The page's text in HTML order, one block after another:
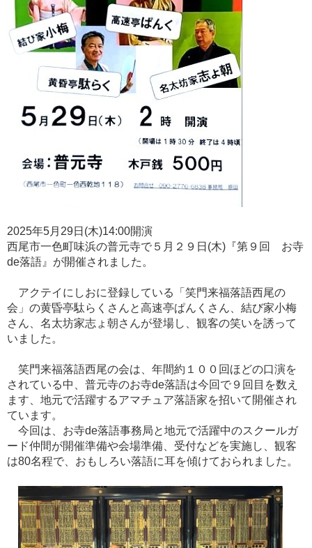
2025年5月29日(木)14:00開演
西尾市一色町味浜の普元寺で５月２９日(木)『第９回 お寺
de落語』が開催されました。
アクテイにしおに登録している「笑門来福落語西尾の
会」の黄昏亭駄らくさんと高速亭ぱんくさん、結び家小梅
さん、名太坊家志ょ朝さんが登場し、観客の笑いを誘って
いました。
笑門来福落語西尾の会は、年間約１００回ほどの口演を
されている中、普元寺のお寺de落語は今回で９回目を数え
ます、地元で活躍するアマチュア落語家を招いて開催され
ています。
今回は、お寺de落語事務局と地元で活躍中のスクールガ
ード仲間が開催準備や会場準備、受付などを実施し、観客
は80名程で、おもしろい落語に耳を傾けておられました。